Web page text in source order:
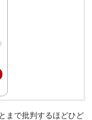
まで批判するほどひど